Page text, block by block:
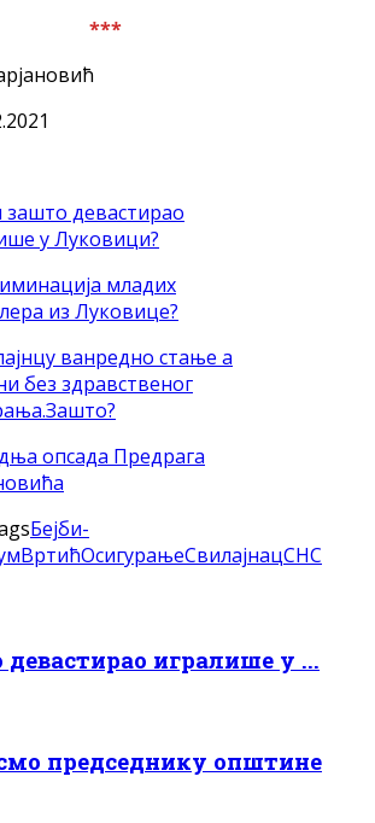
***
зашто девастирао
у Луковици?
младих
из Луковице?
ванредно стање а
без здравственог
опсада Предрага
Бејби-
ВртићОсигурањеСвилајнацСНС
девастирао игралише у ...
председнику општине